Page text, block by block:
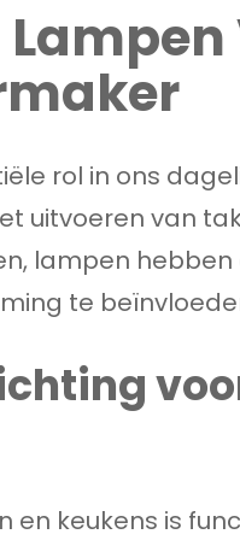
rol in ons
uitvoeren van
lampen
te
en keukens is